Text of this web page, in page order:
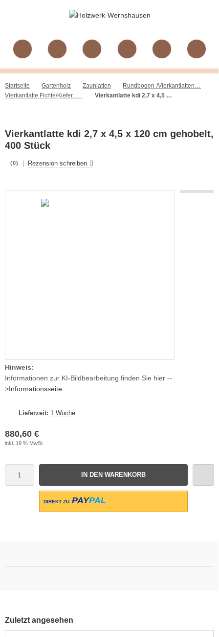
Startseite Gartenholz Zaunlatten
Rundbogen-/Vierkantlatten, Fichte/Kiefer, gehobelt, kdi
Vierkantlatte Fichte/Kiefer, gehobelt, kdi
Vierkantlatte kdi 2,7 x 4,5 x 120 cm gehobelt, 400 Stück
Vierkantlatte kdi 2,7 x 4,5 x 120 cm gehobelt,
400 Stück
(0) Rezension schreiben
Hinweis:
Informationen zur KI-Bildbearbeitung finden Sie hier --
>Informationsseite
Lieferzeit: 1 Woche
880,60 €
inkl. 19 % MwSt.
IN DEN WARENKORB
DIREKT ZU PAYPAL
Zuletzt angesehen